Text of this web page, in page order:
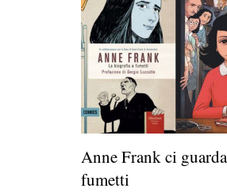
Anne Frank ci
fumetti